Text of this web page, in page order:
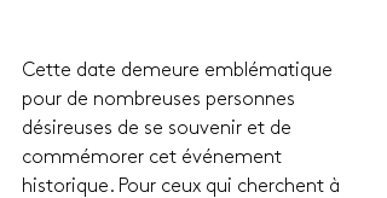
Cette date demeure emblématique
pour de nombreuses personnes
désireuses de se souvenir et de
commémorer cet événement
historique. Pour ceux qui cherchent à